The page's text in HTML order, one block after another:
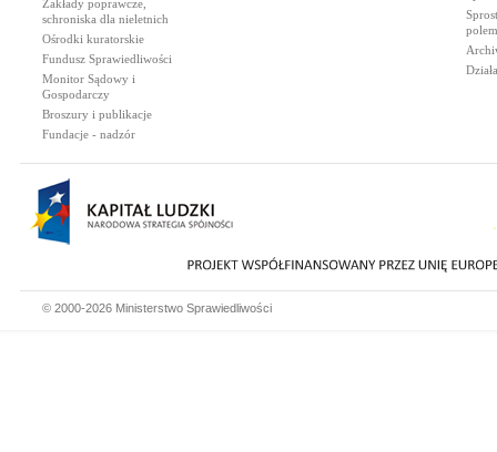
Zakłady poprawcze,
schroniska dla nieletnich
Ośrodki kuratorskie
Fundusz Sprawiedliwości
Monitor Sądowy i
Gospodarczy
Broszury i publikacje
Fundacje - nadzór
© 2000-2026 Ministerstwo Sprawiedliwości